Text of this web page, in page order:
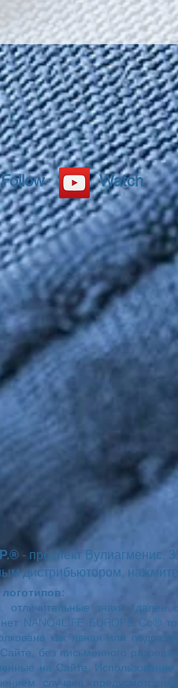
Follow Watch
- проспект
дистрибьютором, нажмите
отличительные знаки
NANO4LIFE EUROPE
как явная или
без письменного
на Сайте.
случаев,